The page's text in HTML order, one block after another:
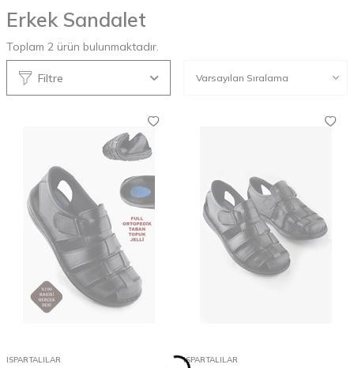
Erkek Sandalet
Toplam 2 ürün bulunmaktadır.
Filtre
ISPARTALILAR ISPARTALILAR